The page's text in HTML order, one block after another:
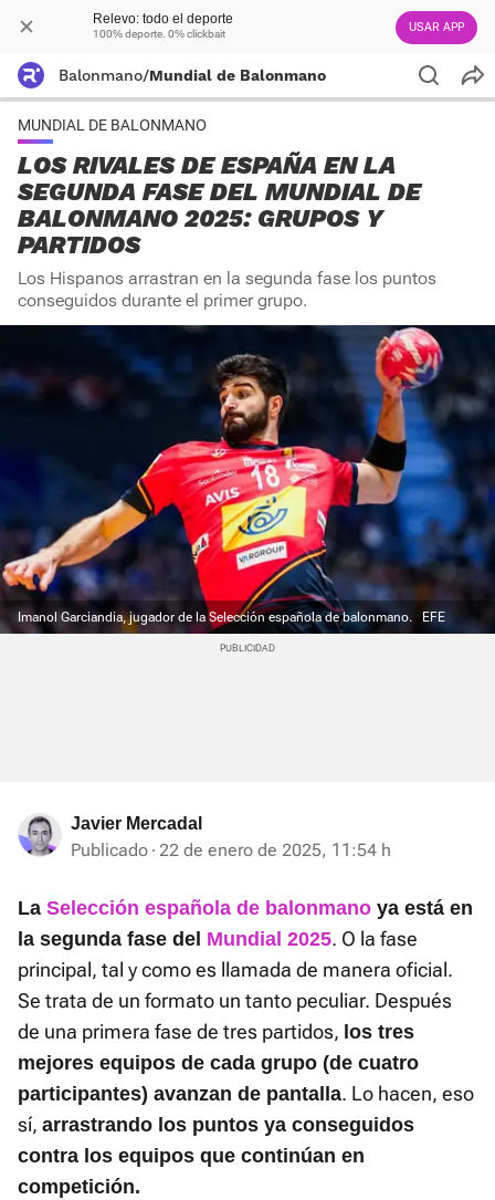
Relevo: todo el deporte
100% deporte. 0% clickbait USAR APP
Balonmano/Mundial de Balonmano
MUNDIAL DE BALONMANO
LOS RIVALES DE ESPAÑA EN LA
SEGUNDA FASE DEL MUNDIAL DE
BALONMANO 2025: GRUPOS Y
PARTIDOS
Los Hispanos arrastran en la segunda fase los puntos
conseguidos durante el primer grupo.
Imanol Garciandia, jugador de la Selección española de balonmano. EFE
Javier Mercadal
Publicado 22 de enero de 2025, 11:54 h
La Selección española de balonmano ya está en
la segunda fase del Mundial 2025. O la fase
principal, tal y como es llamada de manera oficial.
Se trata de un formato un tanto peculiar. Después
de una primera fase de tres partidos, los tres
mejores equipos de cada grupo (de cuatro
participantes) avanzan de pantalla. Lo hacen, eso
sí, arrastrando los puntos ya conseguidos
contra los equipos que continúan en
competición.